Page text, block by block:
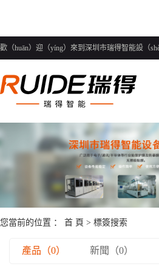
歡（huān）迎（yíng）來到深圳市瑞得智能設（
您當前的位置 ： 首 頁 > 標簽搜索
產品（0） 新聞（0）